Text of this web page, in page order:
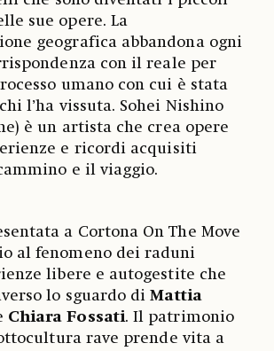
sue opere. La
geografica abbandona ogni
con il reale per
umano con cui è stata
l’ha vissuta. Sohei Nishino
è un artista che crea opere
e ricordi acquisiti
e il viaggio.
a Cortona On The Move
al fenomeno dei raduni
libere e autogestite che
lo sguardo diMattia
Chiara Fossati. Il patrimonio
rave prende vita a